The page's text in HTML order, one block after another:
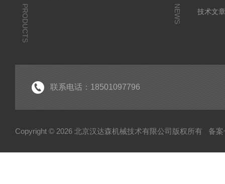
PRODUCTS NEWS
技术文
联系电话：18501097796
Copyright © 2026 北京汉达森机械技术有限公司版权所有 备案